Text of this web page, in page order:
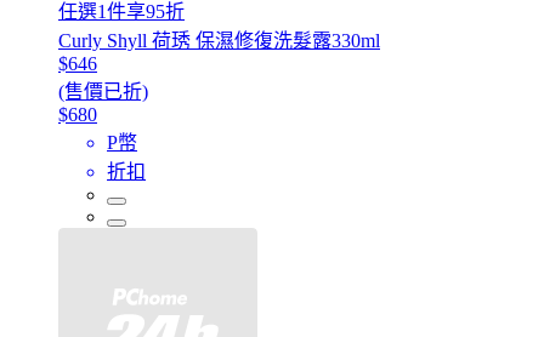
任選1件享95折
Curly Shyll 荷琇 保濕修復洗髮露330ml
$646
(售價已折)
$680
P幣
折扣